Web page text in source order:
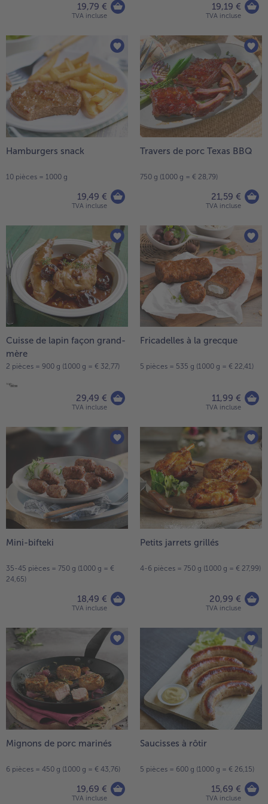
19,79 €
TVA incluse
19,19 €
TVA incluse
Hamburgers snack
10 pièces = 1000 g
19,49 €
TVA incluse
Travers de porc Texas BBQ
750 g (1000 g = € 28,79)
21,59 €
TVA incluse
Cuisse de lapin façon grand-
mère
2 pièces = 900 g (1000 g = € 32,77)
29,49 €
TVA incluse
Fricadelles à la grecque
5 pièces = 535 g (1000 g = € 22,41)
11,99 €
TVA incluse
Mini-bifteki
35-45 pièces = 750 g (1000 g = €
24,65)
18,49 €
TVA incluse
Petits jarrets grillés
4-6 pièces = 750 g (1000 g = € 27,99)
20,99 €
TVA incluse
Mignons de porc marinés
6 pièces = 450 g (1000 g = € 43,76)
19,69 €
TVA incluse
Saucisses à rôtir
5 pièces = 600 g (1000 g = € 26,15)
15,69 €
TVA incluse